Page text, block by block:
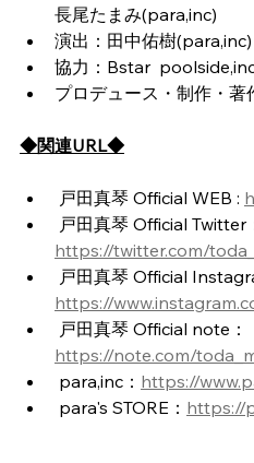
長尾たまみ(para,inc)
演出：田中佑樹(para,inc)
協力：Bstar
プロデュース・制作・著
◆関連URL◆
戸田真琴 Official WEB :
戸田真琴 Official Twitter
https://twitter.com/
戸田真琴 Official
https://
戸田真琴 Official note：
https://note.com/
para,inc： https://
para's STORE： https://